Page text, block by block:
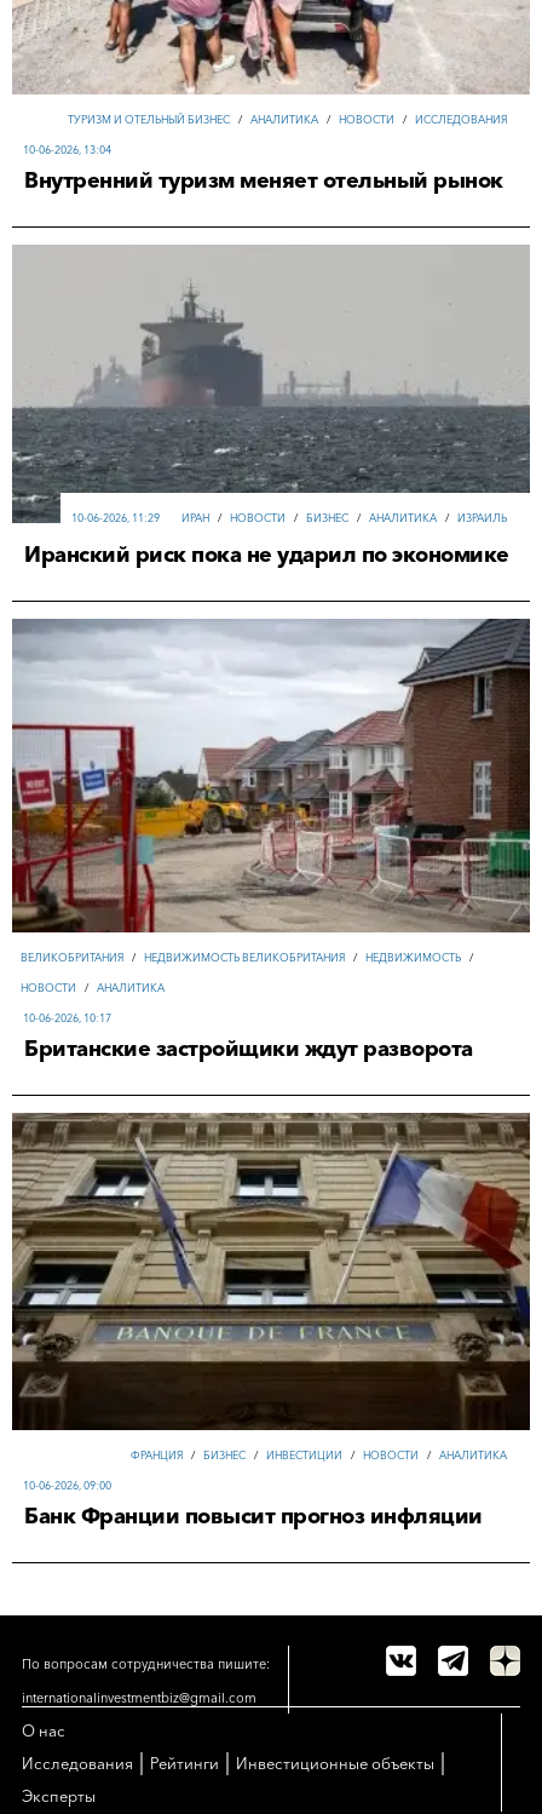
ТУРИЗМ И ОТЕЛЬНЫЙ БИЗНЕС / АНАЛИТИКА / НОВОСТИ / ИССЛЕДОВАНИЯ
10-06-2026, 13:04
Внутренний туризм меняет отельный рынок
ИРАН / НОВОСТИ / БИЗНЕС / АНАЛИТИКА / ИЗРАИЛЬ
10-06-2026, 11:29
Иранский риск пока не ударил по экономике
ВЕЛИКОБРИТАНИЯ / НЕДВИЖИМОСТЬ ВЕЛИКОБРИТАНИЯ / НЕДВИЖИМОСТЬ /
НОВОСТИ / АНАЛИТИКА
10-06-2026, 10:17
Британские застройщики ждут разворота
ФРАНЦИЯ / БИЗНЕС / ИНВЕСТИЦИИ / НОВОСТИ / АНАЛИТИКА
10-06-2026, 09:00
Банк Франции повысит прогноз инфляции
По вопросам сотрудничества пишите:
internationalinvestmentbiz@gmail.com
О нас
Исследования
Рейтинги Инвестиционные объекты
Эксперты